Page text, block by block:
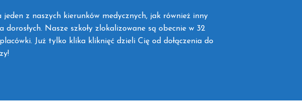
z naszych kierunków medycznych, jak również inny
Nasze szkoły zlokalizowane są obecnie w 32
Już tylko klika kliknięć dzieli Cię od dołączenia do